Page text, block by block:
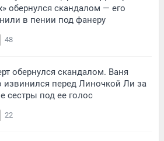
обернулся скандалом — его
в пении под фанеру
48
обернулся скандалом. Ваня
извинился перед Линочкой Ли за
сестры под ее голос
22